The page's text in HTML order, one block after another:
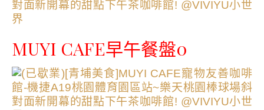
MUYI CAFE早午餐盤0